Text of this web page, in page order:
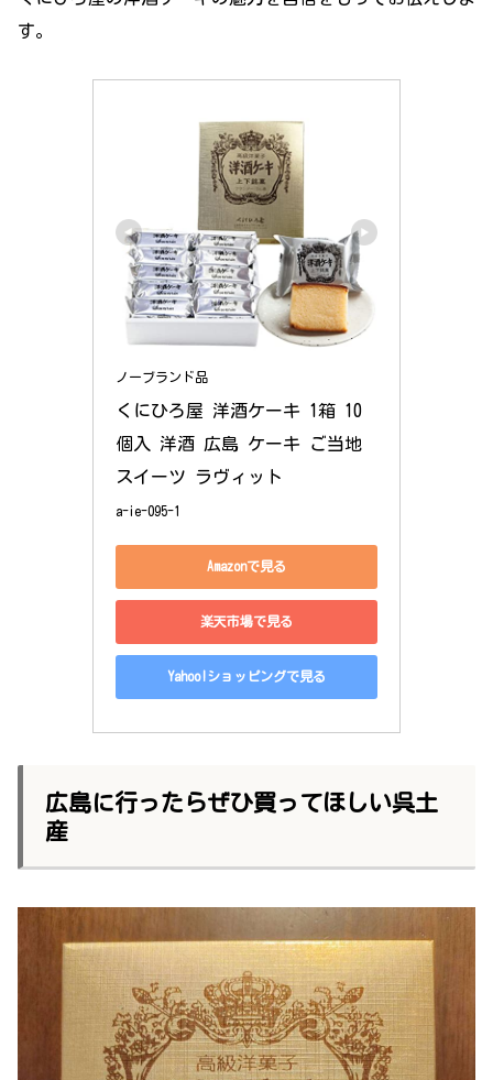
す。
ノーブランド品
くにひろ屋 洋酒ケーキ 1箱 10
個入 洋酒 広島 ケーキ ご当地
スイーツ ラヴィット
a-ie-095-1
Amazonで見る
楽天市場で見る
Yahoo!ショッピングで見る
広島に行ったらぜひ買ってほしい呉土
産